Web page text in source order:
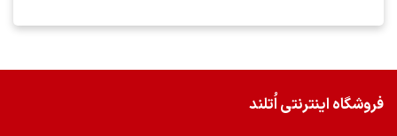
فروشگاه اینترنتی اُتلند